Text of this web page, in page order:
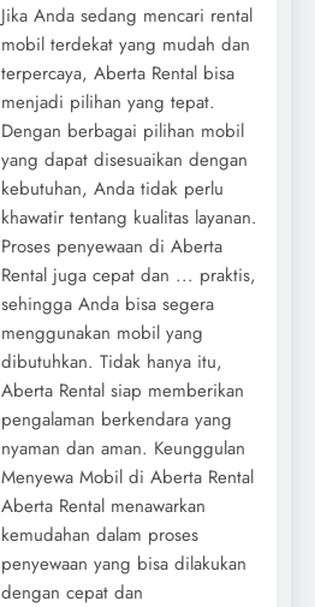
Jika Anda sedang mencari rental
mobil terdekat yang mudah dan
terpercaya, Aberta Rental bisa
menjadi pilihan yang tepat.
Dengan berbagai pilihan mobil
yang dapat disesuaikan dengan
kebutuhan, Anda tidak perlu
khawatir tentang kualitas layanan.
Proses penyewaan di Aberta
Rental juga cepat dan ... praktis,
sehingga Anda bisa segera
menggunakan mobil yang
dibutuhkan. Tidak hanya itu,
Aberta Rental siap memberikan
pengalaman berkendara yang
nyaman dan aman. Keunggulan
Menyewa Mobil di Aberta Rental
Aberta Rental menawarkan
kemudahan dalam proses
penyewaan yang bisa dilakukan
dengan cepat dan